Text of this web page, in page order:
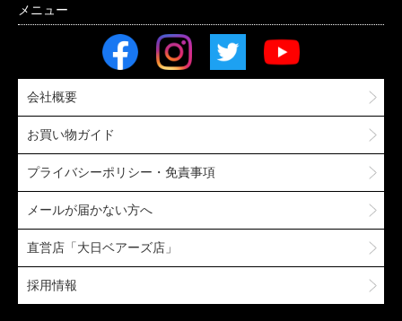
会社概要
お買い物ガイド
プライバシーポリシー・免責事項
メールが届かない方へ
直営店「大日ベアーズ店」
採用情報